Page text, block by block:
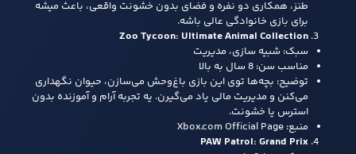
طنز، همکاری دو نفره و فضای بدون خشونت واقعی، باعث میشه
برای بازی خانوادگی عالی باشه.
Zoo Tycoon: Ultimate Animal Collection
سبک: شبیه‌ سازی، مدیریت
مناسب سن: 8 سال به بالا
توضیح: بچه‌ها توی این بازی باغ‌وحش می‌سازن، حیوان نگهداری
می‌کنن و مدیریت مالی یاد می‌گیرن. یه تجربه آرام و آموزنده بدون
استرس یا خشونت.
منبع: Xbox.com Official Page
PAW Patrol: Grand Prix